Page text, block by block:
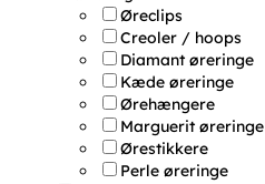
Øreclips
Creoler / hoops
Diamant øreringe
Kæde øreringe
Ørehængere
Marguerit øreringe
Ørestikkere
Perle øreringe